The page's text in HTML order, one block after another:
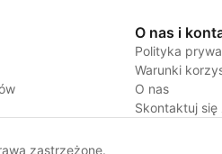
O nas i
Polityka
Warunki
O nas
Skontaktuj się
zastrzeżone.